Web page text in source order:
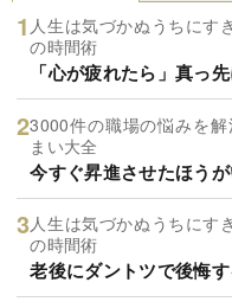
人生は気づかぬうちにす
の時間術
「心が疲れたら」真っ
3000件の職場の悩みを
まい大全
今すぐ昇進させたほう
人生は気づかぬうちにす
の時間術
老後にダントツで後悔